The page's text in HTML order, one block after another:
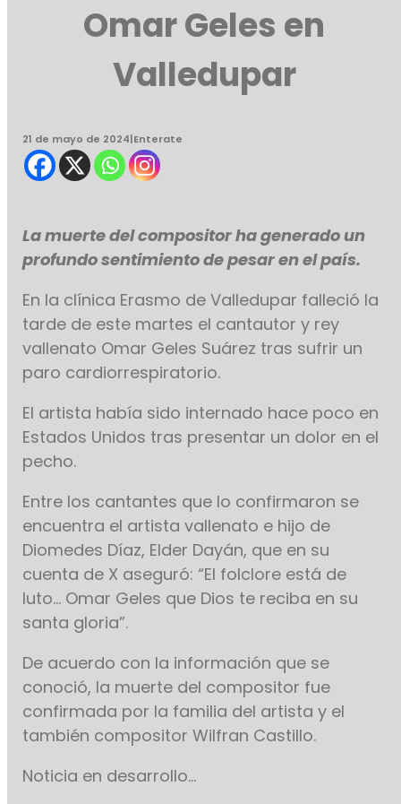
Omar Geles en
Valledupar
21 de mayo de 2024|Enterate
La muerte del compositor ha generado un
profundo sentimiento de pesar en el país.
En la clínica Erasmo de Valledupar falleció la
tarde de este martes el cantautor y rey
vallenato Omar Geles Suárez tras sufrir un
paro cardiorrespiratorio.
El artista había sido internado hace poco en
Estados Unidos tras presentar un dolor en el
pecho.
Entre los cantantes que lo confirmaron se
encuentra el artista vallenato e hijo de
Diomedes Díaz, Elder Dayán, que en su
cuenta de X aseguró: “El folclore está de
luto… Omar Geles que Dios te reciba en su
santa gloria”.
De acuerdo con la información que se
conoció, la muerte del compositor fue
confirmada por la familia del artista y el
también compositor Wilfran Castillo.
Noticia en desarrollo…